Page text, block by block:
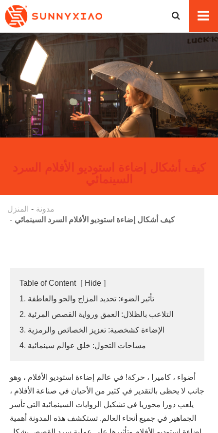
كيف أشكال إضاءة استوديو الأفلام السرد
السينمائي
المنزل
مدونة
كيف أشكال إضاءة استوديو الأفلام السرد السينمائي
Table of Content [ Hide ]
1. تأثير الضوء: تحديد المزاج والجو والعاطفة
2. التلاعب بالظلال: العمق ورواية القصص المرئية
3. الإضاءة كشخصية: تعزيز الخصائص والرمزية
4. مساحات التحول: خلق عوالم سينمائية
أضواء ، كاميرا ، حركة! في عالم إضاءة استوديو الأفلام ، وهو
جانب لا يحظى بالتقدير في كثير من الأحيان في صناعة الأفلام ،
يلعب دورا محوريا في تشكيل الروايات السينمائية التي تأسر
الجماهير في جميع أنحاء العالم. تستكشف هذه المدونة أهمية